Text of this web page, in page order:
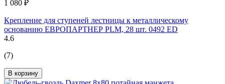
1 080 ₽
Крепление для ступеней лестницы к металлическому
основанию ЕВРОПАРТНЕР PLM, 28 шт. 0492 ED
4.6
(7)
В корзину